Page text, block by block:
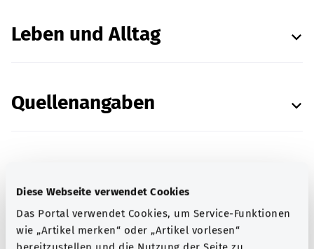
Diese Webseite verwendet Cookies
Das Portal verwendet Cookies, um Service-Funktionen
wie „Artikel merken“ oder „Artikel vorlesen“
Leben und Alltag
Quellenangaben
In Zusammenarbeit mit dem Institut für Qualität
(IQWiG).
Stand:18.10.2021